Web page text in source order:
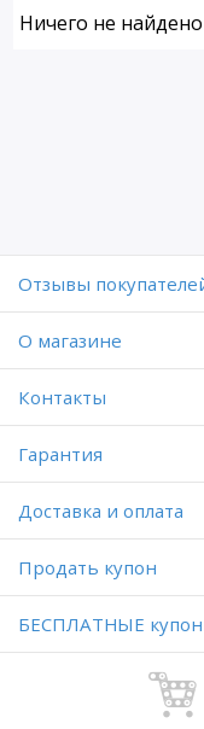
Ничего не найдено
Отзывы
O магазине
Контакты
Гарантия
Доставка и оплата
Продать купон
БЕСПЛАТНЫЕ